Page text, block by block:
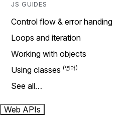
JS GUIDES
Control flow & error handing
Loops and iteration
Working with objects
Using classes
See all…
Web APIs